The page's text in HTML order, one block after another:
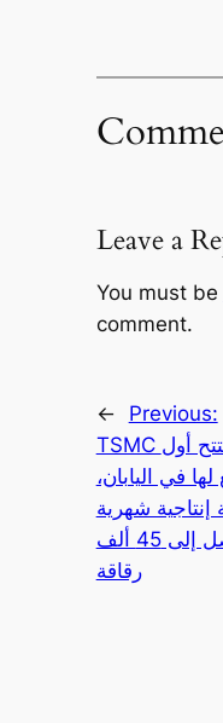
Leave a
You must be
comment.
←
Previous:
TSMC تفتتح أول
في اليابان،
إنتاجية شهرية
تصل إلى 45 ألف
رقاقة